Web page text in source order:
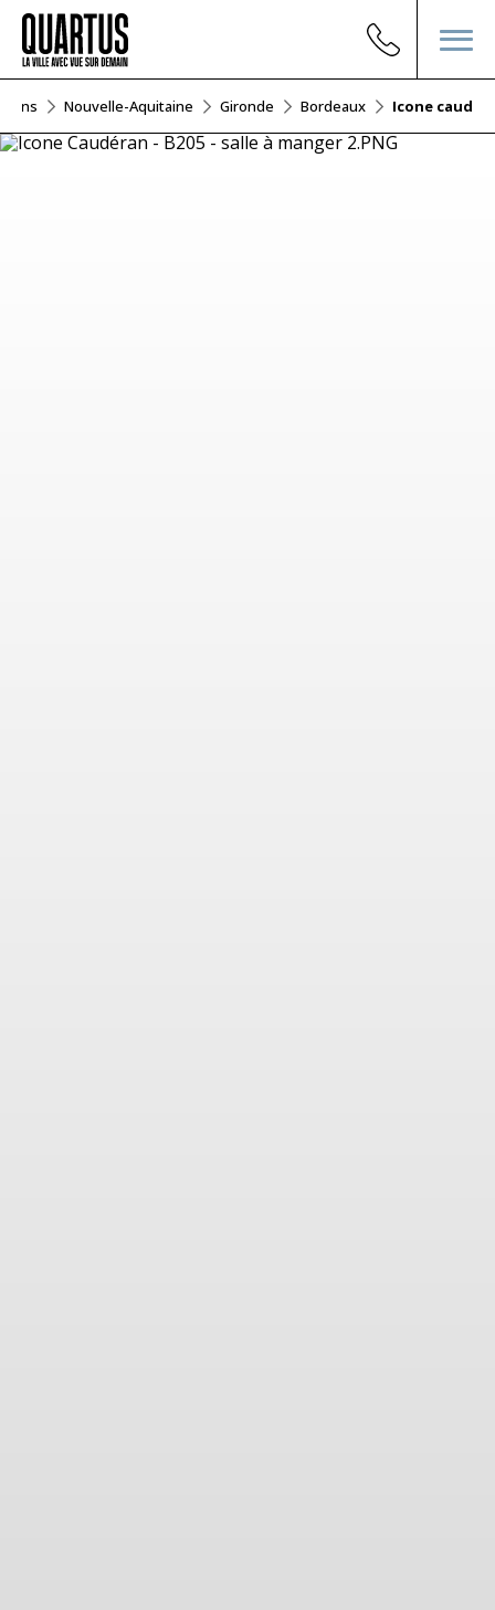
Nouvelle-Aquitaine Gironde Bordeaux Icone